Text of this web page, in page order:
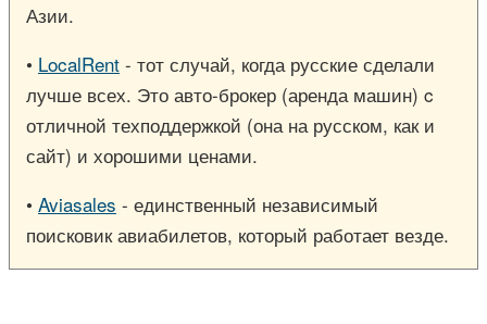
Азии.
• LocalRent - тот случай, когда русские сделали
лучше всех. Это авто-брокер (аренда машин) c
отличной техподдержкой (она на русском, как и
сайт) и хорошими ценами.
• Aviasales - единственный независимый
поисковик авиабилетов, который работает везде.